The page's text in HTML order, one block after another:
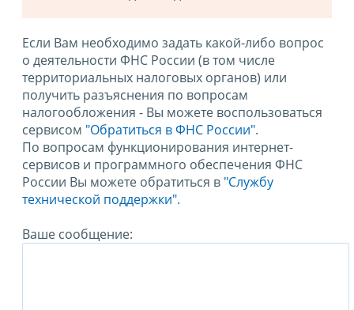
Если Вам необходимо задать какой-либо вопрос
о деятельности ФНС России (в том числе
территориальных налоговых органов) или
получить разъяснения по вопросам
налогообложения - Вы можете воспользоваться
сервисом "Обратиться в ФНС России".
По вопросам функционирования интернет-
сервисов и программного обеспечения ФНС
России Вы можете обратиться в "Службу
технической поддержки".
Ваше сообщение: